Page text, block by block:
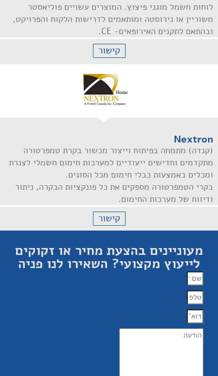
לוחות חשמל מוגני פיצוץ. המוצרים עשויים פוליאסטר
משוריין או נירוסטה ומותאמים לדרישות הלקוח והפרויקט,
ובהתאם לתקנים האירופאים- CE.
קישור
Nextron
(קנדה) מתמחה בפיתוח וייצור מכשור בקרת טמפרטורה
מתקדמים וחדישים ייעודיים למערכות חימום חשמלי לצנרת
ומכלים באמצעות כבלי חימום מכל הסוגים.
בקרי הטמפרטורה מספקים את כל פונקציות הבקרה, ניתור
ודיווח של מערכות החימום.
קישור
מעוניינים בהצעת מחיר או זקוקים
לייעוץ מקצועי? השאירו לנו פניה